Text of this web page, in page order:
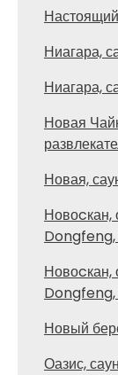
Ниагара,
Ниагара,
Новая
Новая,
Новоcкан,
Новоcкан,
Новый
Оазис,